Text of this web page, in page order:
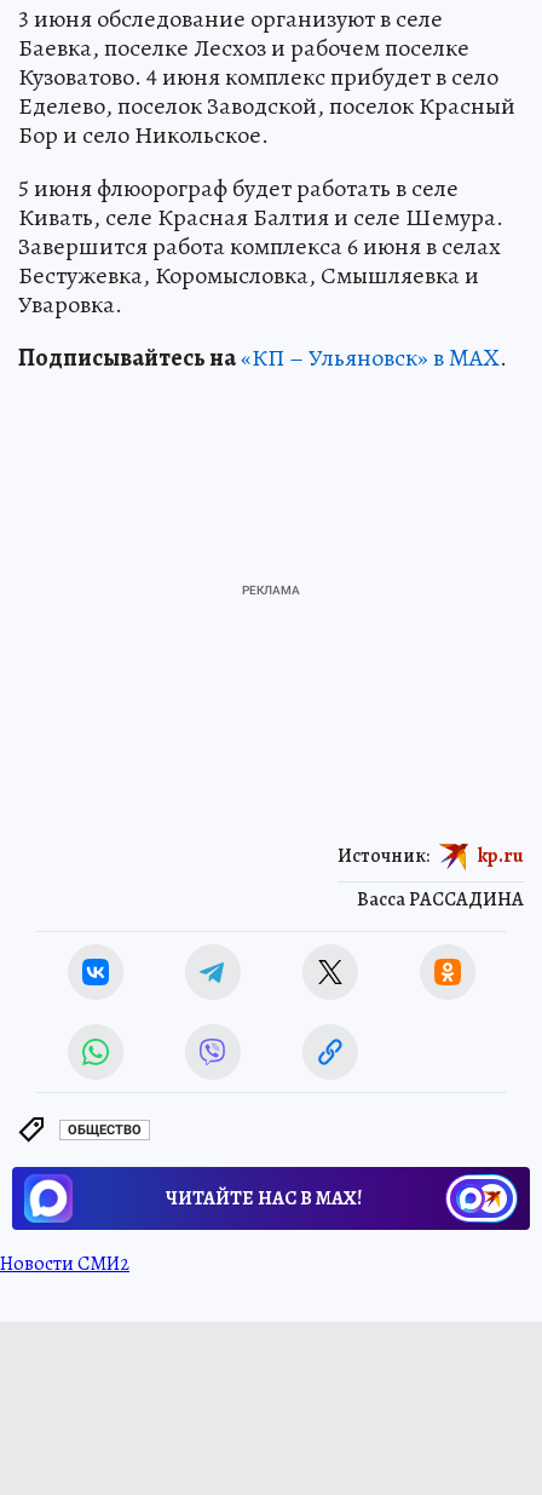
3 июня обследование организуют в селе
Баевка, поселке Лесхоз и рабочем поселке
Кузоватово. 4 июня комплекс прибудет в село
Еделево, поселок Заводской, поселок Красный
Бор и село Никольское.
5 июня флюорограф будет работать в селе
Кивать, селе Красная Балтия и селе Шемура.
Завершится работа комплекса 6 июня в селах
Бестужевка, Коромысловка, Смышляевка и
Уваровка.
Подписывайтесь на«КП – Ульяновск» в MAX.
Васса РАССАДИНА
Источник: kp.ru
ОБЩЕСТВО
ЧИТАЙТЕ НАС В МАХ!
Новости СМИ2